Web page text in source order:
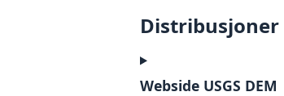
Distribusjoner
Webside USGS DEM